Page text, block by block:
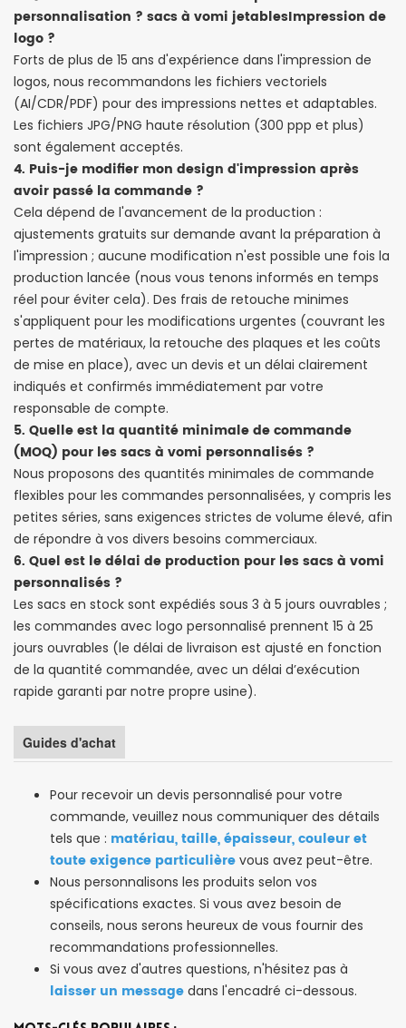
personnalisation ? sacs à vomi jetablesImpression de
logo ?
Forts de plus de 15 ans d'expérience dans l'impression de
logos, nous recommandons les fichiers vectoriels
(AI/CDR/PDF) pour des impressions nettes et adaptables.
Les fichiers JPG/PNG haute résolution (300 ppp et plus)
sont également acceptés.
4. Puis-je modifier mon design d'impression après
avoir passé la commande ?
Cela dépend de l'avancement de la production :
ajustements gratuits sur demande avant la préparation à
l'impression ; aucune modification n'est possible une fois la
production lancée (nous vous tenons informés en temps
réel pour éviter cela). Des frais de retouche minimes
s'appliquent pour les modifications urgentes (couvrant les
pertes de matériaux, la retouche des plaques et les coûts
de mise en place), avec un devis et un délai clairement
indiqués et confirmés immédiatement par votre
responsable de compte.
5. Quelle est la quantité minimale de commande
(MOQ) pour les sacs à vomi personnalisés ?
Nous proposons des quantités minimales de commande
flexibles pour les commandes personnalisées, y compris les
petites séries, sans exigences strictes de volume élevé, afin
de répondre à vos divers besoins commerciaux.
6. Quel est le délai de production pour les sacs à vomi
personnalisés ?
Les sacs en stock sont expédiés sous 3 à 5 jours ouvrables ;
les commandes avec logo personnalisé prennent 15 à 25
jours ouvrables (le délai de livraison est ajusté en fonction
de la quantité commandée, avec un délai d’exécution
rapide garanti par notre propre usine).
Guides d'achat
Pour recevoir un devis personnalisé pour votre
commande, veuillez nous communiquer des détails
tels que : matériau, taille, épaisseur, couleur et
toute exigence particulière vous avez peut-être.
Nous personnalisons les produits selon vos
spécifications exactes. Si vous avez besoin de
conseils, nous serons heureux de vous fournir des
recommandations professionnelles.
Si vous avez d'autres questions, n'hésitez pas à
laisser un message dans l'encadré ci-dessous.